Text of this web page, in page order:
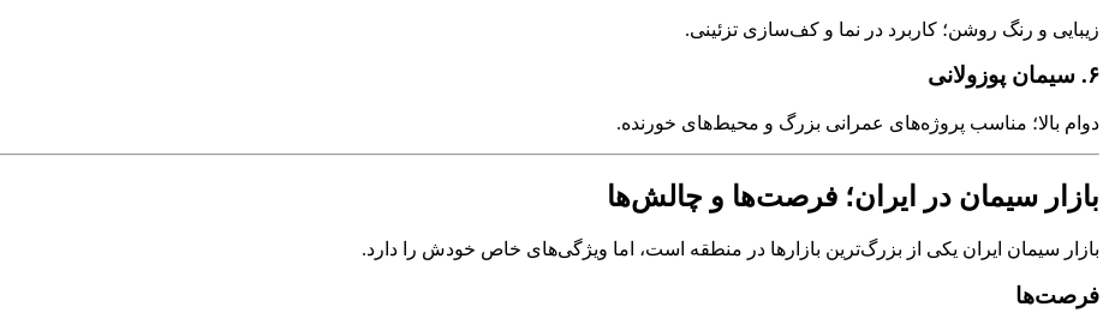
زیبایی و رنگ روشن؛ کاربرد در نما و کف‌سازی تزئینی.
۶. سیمان پوزولانی
دوام بالا؛ مناسب پروژه‌های عمرانی بزرگ و محیط‌های خورنده.
بازار سیمان در ایران؛ فرصت‌ها و چالش‌ها
بازار سیمان ایران یکی از بزرگ‌ترین بازارها در منطقه است، اما ویژگی‌های خاص خودش را دارد.
فرصت‌ها